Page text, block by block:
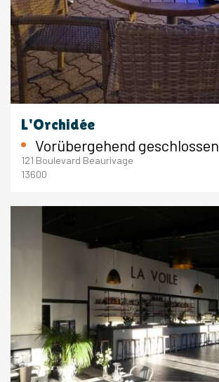
L'Orchidée
Vorübergehend geschlossen
121 Boulevard Beaurivage
13600